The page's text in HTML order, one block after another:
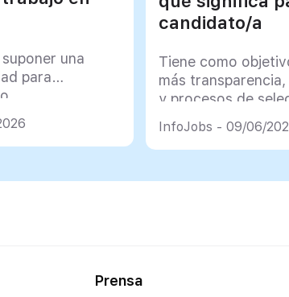
una
para
candidato/a
Tiene como
más
y procesos de
InfoJobs - 09/06/
Prensa